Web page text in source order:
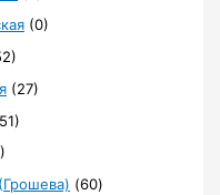
(0)
(27)
(60)